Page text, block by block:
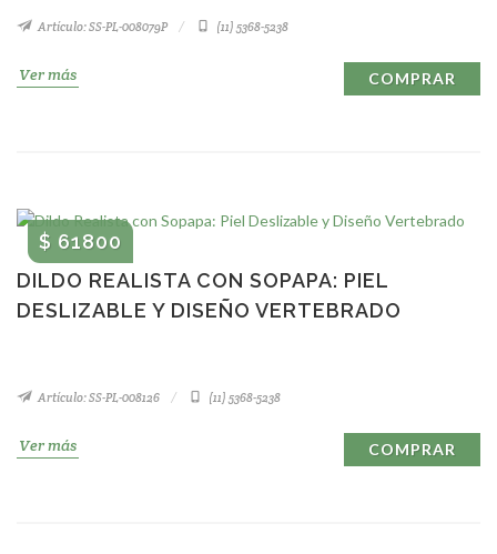
Artículo: SS-PL-008079P (11) 5368-5238
Ver más COMPRAR
DILDO REALISTA CON SOPAPA: PIEL
DESLIZABLE Y DISEÑO VERTEBRADO
$ 61800
Artículo: SS-PL-008126 (11) 5368-5238
Ver más COMPRAR